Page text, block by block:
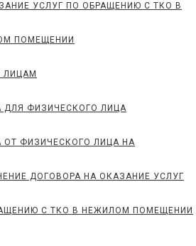
УСЛУГ ПО ОБРАЩЕНИЮ С ТКО В
ПОМЕЩЕНИИ
ЛИЦАМ
ДЛЯ ФИЗИЧЕСКОГО ЛИЦА
ОТ ФИЗИЧЕСКОГО ЛИЦА НА
ДОГОВОРА НА ОКАЗАНИЕ УСЛУГ
С ТКО В НЕЖИЛОМ ПОМЕЩЕНИИ